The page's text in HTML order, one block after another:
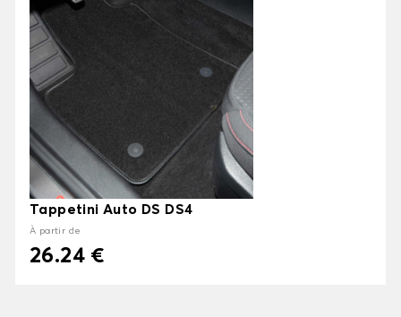
Tappetini Auto DS DS4
À partir de
26.24 €